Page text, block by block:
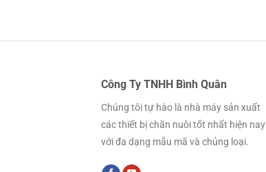
Công Ty TNHH Bình Quân
Chúng tôi tự hào là nhà máy sản xuất
các thiết bị chăn nuôi tốt nhất hiện nay
với đa dạng mẫu mã và chủng loại.